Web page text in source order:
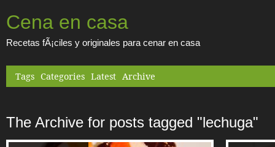
Cena en casa
Recetas fÃ¡ciles y originales para cenar en casa
Tags Categories Latest Archive
The Archive for posts tagged "lechuga"